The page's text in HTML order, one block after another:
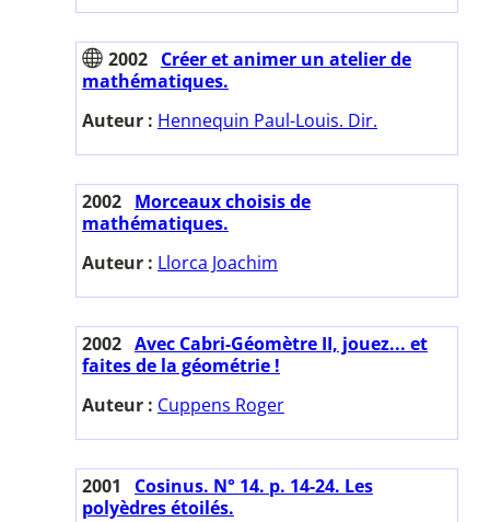
2002 Créer et animer un atelier de
mathématiques.
Auteur : Hennequin Paul-Louis. Dir.
2002 Morceaux choisis de
mathématiques.
Auteur : Llorca Joachim
2002 Avec Cabri-Géomètre II, jouez... et
faites de la géométrie !
Auteur : Cuppens Roger
2001
Cosinus. N° 14. p. 14-24. Les
polyèdres étoilés.